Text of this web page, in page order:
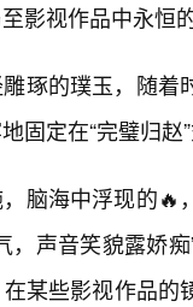
影视作品中永恒
琢的璞玉，随
固定在“完璧归赵
脑海中浮现的
，声音笑貌露娇
某些影视作品